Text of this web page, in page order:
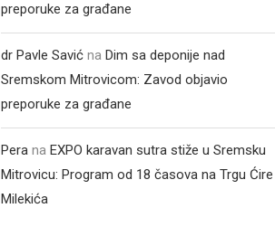
preporuke za građane
dr Pavle Savić naDim sa deponije nad
Sremskom Mitrovicom: Zavod objavio
preporuke za građane
Pera naEXPO karavan sutra stiže u Sremsku
Mitrovicu: Program od 18 časova na Trgu Ćire
Milekića